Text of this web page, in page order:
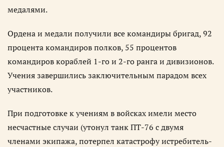
медалями.
Ордена и медали получили все командиры бригад, 92
процента командиров полков, 55 процентов
командиров кораблей 1-го и 2-го ранга и дивизионов.
Учения завершились заключительным парадом всех
участников.
При подготовке к учениям в войсках имели место
несчастные случаи (утонул танк ПТ-76 с двумя
членами экипажа, потерпел катастрофу истребитель-